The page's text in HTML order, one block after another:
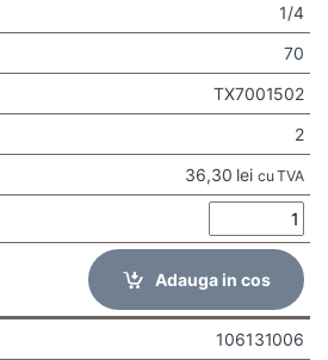
1/4
70
TX7001502
2
36,30 lei cu TVA
Adauga in cos
106131006